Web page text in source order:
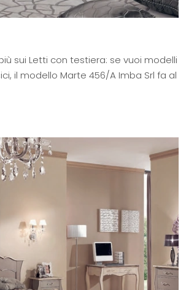
sui Letti con testiera: se vuoi modelli
il modello Marte 456/A Imba Srl fa al